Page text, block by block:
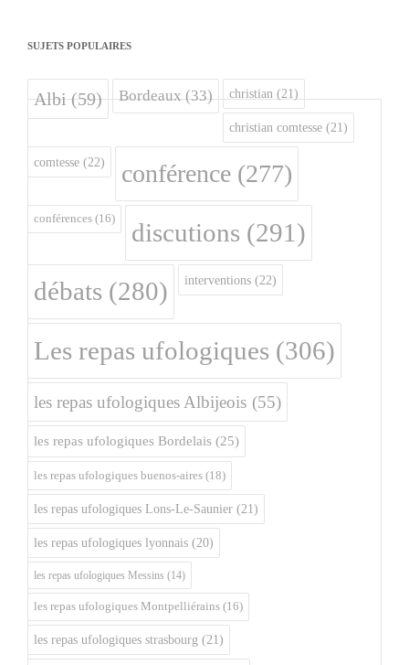
SUJETS POPULAIRES
Albi(59) Bordeaux(33) christian (21)
christian comtesse (21)
comtesse (22) conférence (277)
conférences (16) discutions (291)
débats (280) interventions (22)
Les repas ufologiques (306)
les repas ufologiques Albijeois (55)
les repas ufologiques Bordelais (25)
les repas ufologiques buenos-aires (18)
les repas ufologiques Lons-Le-Saunier (21)
les repas ufologiques lyonnais (20)
les repas ufologiques Messins (14)
les repas ufologiques Montpelliérains (16)
les repas ufologiques strasbourg (21)